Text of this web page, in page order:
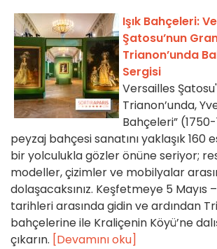
Işık Bahçeleri:
Şatosu’nun
Trianon’unda
Sergisi
Versailles
Trianon’unda,
Bahçeleri”
peyzaj bahçesi sanatını yaklaşık 160
bir yolculukla gözler önüne seriyor;
modeller, çizimler ve mobilyalar
dolaşacaksınız. Keşfetmeye 5 Mayıs
tarihleri arasında gidin ve ardından
bahçelerine ile Kraliçenin Köyü’ne
çıkarın. [Devamını oku]